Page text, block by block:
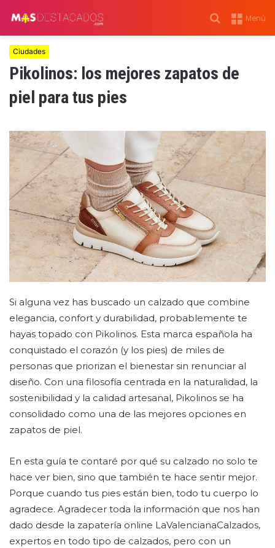
Menú
Buscar
por
Ciudades
Pikolinos: los mejores zapatos de
piel para tus pies
Si alguna vez has buscado un calzado que combine
elegancia, confort y durabilidad, probablemente te
hayas topado con Pikolinos. Esta marca española ha
conquistado el corazón (y los pies) de miles de
personas que priorizan el bienestar sin renunciar al
diseño. Con una filosofía centrada en la naturalidad, la
sostenibilidad y la calidad artesanal, Pikolinos se ha
consolidado como una de las mejores opciones en
zapatos de piel.
En esta guía te contaré por qué su calzado no solo te
hace ver bien, sino que también te hace sentir mejor.
Porque cuando tus pies están bien, todo tu cuerpo lo
agradece. Agradecer toda la información que nos han
dado desde la zapatería online LaValencianaCalzados,
expertos en todo tipo de calzados, pero con un